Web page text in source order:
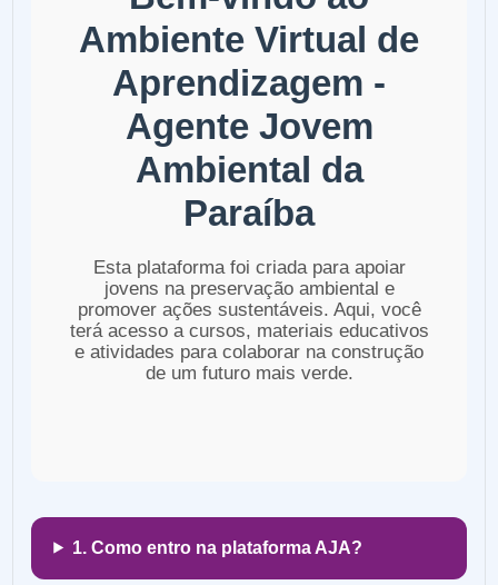
Ambiente Virtual de
Aprendizagem -
Agente Jovem
Ambiental da
Paraíba
Esta plataforma foi criada para apoiar
jovens na preservação ambiental e
promover ações sustentáveis. Aqui, você
terá acesso a cursos, materiais educativos
e atividades para colaborar na construção
de um futuro mais verde.
1. Como entro na plataforma AJA?